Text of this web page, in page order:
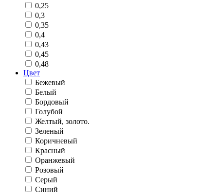
0,25
0,3
0,35
0,4
0,43
0,45
0,48
Цвет
Бежевый
Белый
Бордовый
Голубой
Желтый, золото.
Зеленый
Коричневый
Красный
Оранжевый
Розовый
Серый
Синий